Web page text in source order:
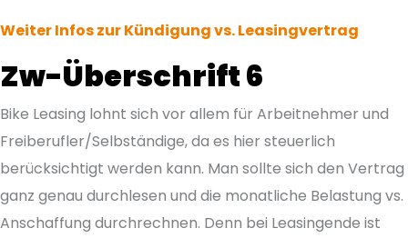
Weiter Infos zur Kündigung vs. Leasingvertrag
Zw-Überschrift 6
Bike Leasing lohnt sich vor allem für Arbeitnehmer und
Freiberufler/Selbständige, da es hier steuerlich
berücksichtigt werden kann. Man sollte sich den Vertrag
ganz genau durchlesen und die monatliche Belastung vs.
Anschaffung durchrechnen. Denn bei Leasingende ist